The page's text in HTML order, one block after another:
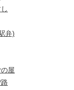
弁)
屋